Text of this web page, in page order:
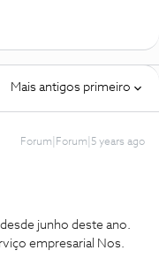
Mais antigos primeiro
Forum|Forum|5 years ago
junho deste ano.
empresarial Nos.